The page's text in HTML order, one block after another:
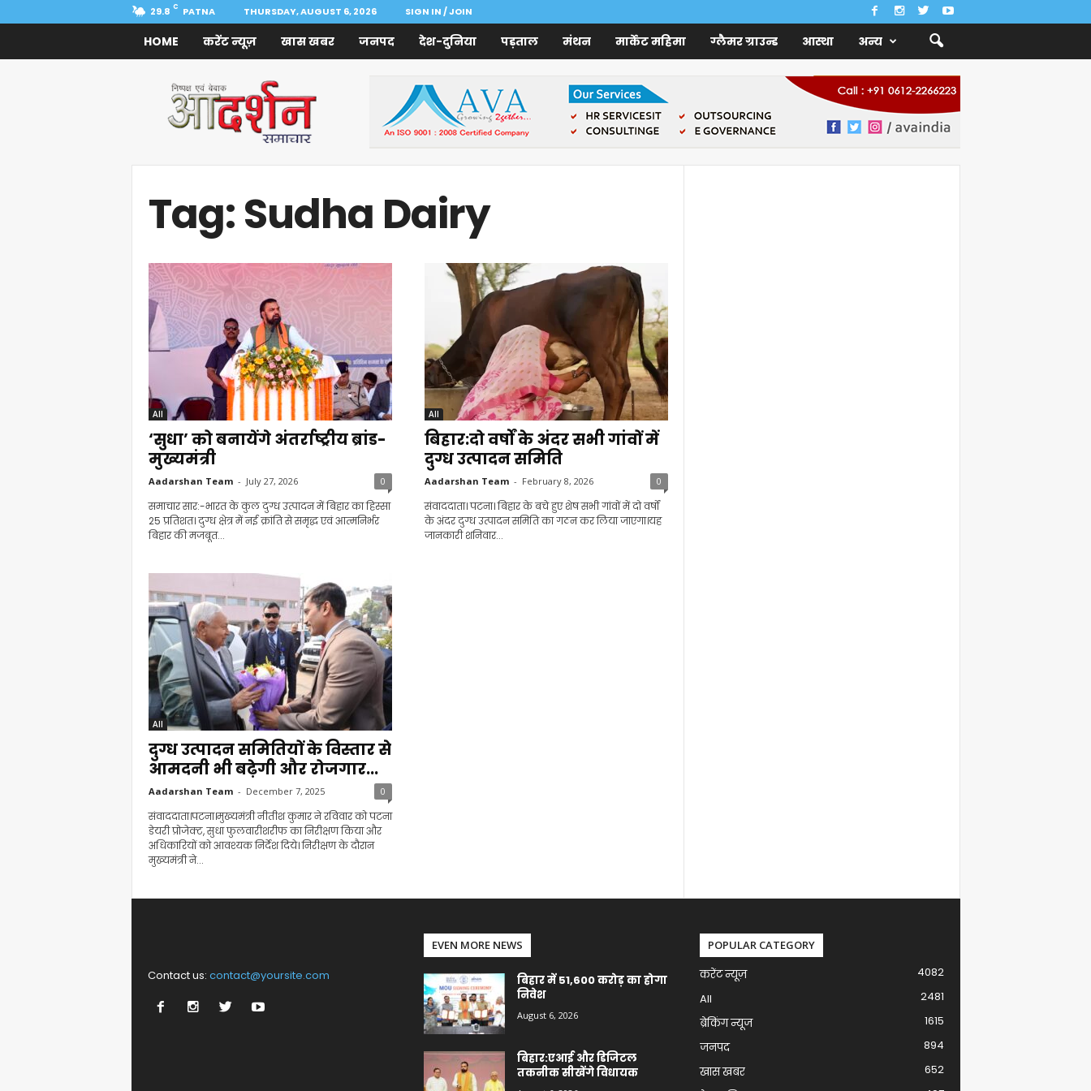
29.8 C PATNA THURSDAY, AUGUST 6, 2026 SIGN IN / JOIN
HOME करेंट न्यूज़ खास खबर जनपद देश-दुनिया पड़ताल मंथन मार्केट महिमा ग्लैमर ग्राउन्ड आस्था अन्य
Samachar
Tag: Sudha Dairy
All
‘सुधा’ को बनायेंगे अंतर्राष्ट्रीय ब्रांड-
मुख्यमंत्री
Aadarshan Team - July 27, 2026 0
समाचार सार:-भारत के कुल दुग्ध उत्पादन में बिहार का हिस्सा
25 प्रतिशत। दुग्ध क्षेत्र में नई क्रांति से समृद्ध एवं आत्मनिर्भर
बिहार की मजबूत...
All
बिहार:दो वर्षों के अंदर सभी गांवों में
दुग्ध उत्पादन समिति
Aadarshan Team - February 8, 2026 0
संवाददाता। पटना। बिहार के बचे हुए शेष सभी गांवों में दो वर्षों
के अंदर दुग्ध उत्पादन समिति का गठन कर लिया जाएगा।यह
जानकारी शनिवार...
All
दुग्ध उत्पादन समितियों के विस्तार से
आमदनी भी बढ़ेगी और रोजगार...
Aadarshan Team - December 7, 2025 0
संवाददाता।पटना।मुख्यमंत्री नीतीश कुमार ने रविवार को पटना
डेयरी प्रोजेक्ट, सुधा फुलवारीशरीफ का निरीक्षण किया और
अधिकारियों को आवश्यक निर्देश दिये। निरीक्षण के दौरान
मुख्यमंत्री ने...
Contact us: contact@yoursite.com
EVEN MORE NEWS
बिहार में 51,600 करोड़ का होगा
निवेश
August 6, 2026
बिहार:एआई और डिजिटल
तकनीक सीखेंगे विधायक
POPULAR CATEGORY
करेंट न्यूज़
4082
All
2481
ब्रेकिंग न्यूज
1615
जनपद
894
खास खबर
652